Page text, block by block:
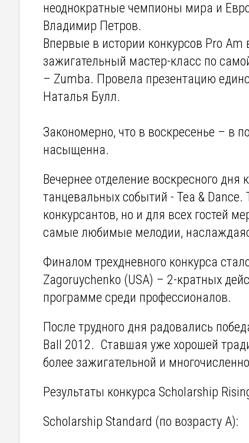
неоднократные чемпионы мира и
Владимир Петров.
Впервые в истории конкурсов Pro Am
зажигательный мастер-класс по
– Zumba. Провела презентацию
Наталья Булл.
Закономерно, что в воскресенье – в
насыщенна.
Вечернее отделение воскресного
танцевальных событий - Tea & Dance.
конкурсантов, но и для всех гостей
самые любимые мелодии,
Финалом трехдневного конкурса
Zagoruychenko (USA) – 2-кратных
программе среди профессионалов.
После трудного дня радовались
Ball 2012. Ставшая уже хорошей
более зажигательной и
Результаты конкурса Scholarship
Scholarship Standard (по возрасту А):